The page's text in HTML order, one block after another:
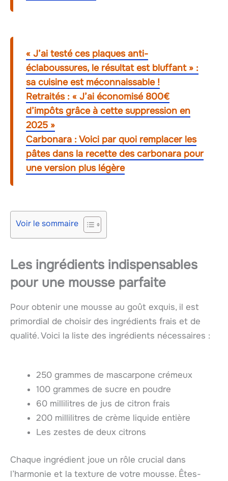
« J’ai testé ces plaques anti-
éclaboussures, le résultat est bluffant » :
sa cuisine est méconnaissable !
Retraités : « J’ai économisé 800€
d’impôts grâce à cette suppression en
2025 »
Carbonara : Voici par quoi remplacer les
pâtes dans la recette des carbonara pour
une version plus légère
Voir le sommaire
Les ingrédients indispensables
pour une mousse parfaite
Pour obtenir une mousse au goût exquis, il est
primordial de choisir des ingrédients frais et de
qualité. Voici la liste des ingrédients nécessaires :
250 grammes de mascarpone crémeux
100 grammes de sucre en poudre
60 millilitres de jus de citron frais
200 millilitres de crème liquide entière
Les zestes de deux citrons
Chaque ingrédient joue un rôle crucial dans
l’harmonie et la texture de votre mousse. Êtes-